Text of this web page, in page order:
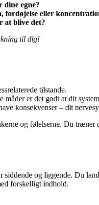
egne?
fordøjelse eller
at blive det?
til dig!
tilstande.
måder er det godt at dit
konsekvenser – dit
og følelserne. Du træner
og liggende. Du
forskelligt indhold.